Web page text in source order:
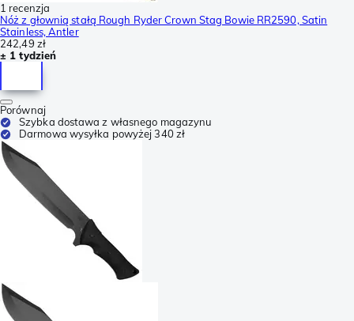
1 recenzja
Nóż z głownią stałą Rough Ryder Crown Stag Bowie RR2590, Satin
Stainless, Antler
242,49 zł
± 1 tydzień
Porównaj
Szybka dostawa z własnego magazynu
Darmowa wysyłka powyżej 340 zł